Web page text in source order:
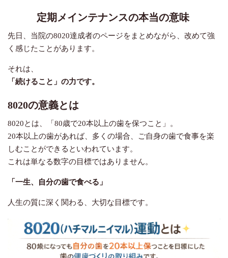
定期メインテナンスの本当の意味
先日、当院の8020達成者のページをまとめながら、改めて強
く感じたことがあります。
それは、
「続けること」の力です。
8020の意義とは
8020とは、「 80歳で20本以上の歯を保つこと」。
20本以上の歯があれば、多くの場合、ご自身の歯で食事を楽
しむことができるといわれています。
これは単なる数字の目標ではありません。
「一生、自分の歯で食べる」
人生の質に深く関わる、大切な目標です。